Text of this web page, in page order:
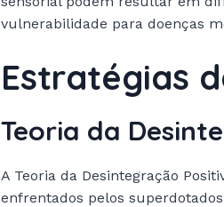
vulnerabilidade para doenças
Estratégias
Teoria da
A Teoria da Desintegração
enfrentados pelos